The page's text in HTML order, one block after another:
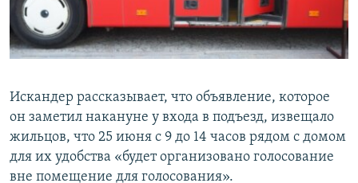
Искандер рассказывает, что объявление, которое
он заметил накануне у входа в подъезд, извещало
жильцов, что 25 июня с 9 до 14 часов рядом с домом
для их удобства «будет организовано голосование
вне помещение для голосования».